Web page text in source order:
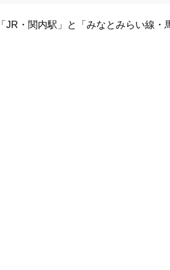
「JR・関内駅」と「みなとみらい線